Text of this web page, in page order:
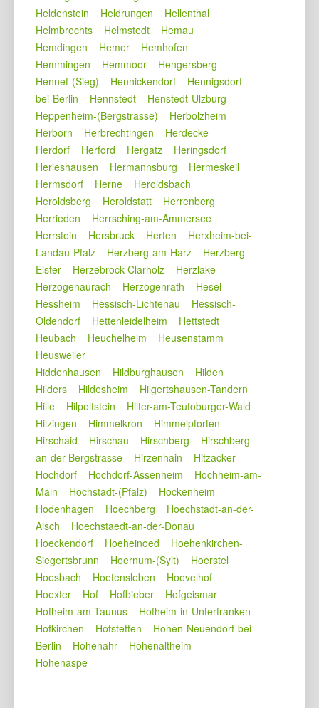
Heldenstein
Heldrungen
Hellenthal
Helmbrechts
Helmstedt
Hemau
Hemdingen
Hemer
Hemhofen
Hemmingen
Hemmoor
Hengersberg
Hennef-(Sieg)
Hennickendorf
Hennigsdorf-
bei-Berlin
Hennstedt
Henstedt-Ulzburg
Heppenheim-(Bergstrasse)
Herbolzheim
Herborn
Herbrechtingen
Herdecke
Herdorf
Herford Hergatz
Heringsdorf
Herleshausen
Hermannsburg
Hermeskeil
Hermsdorf
Herne
Heroldsbach
Heroldsberg
Heroldstatt
Herrenberg
Herrieden
Herrsching-am-Ammersee
Herrstein
Hersbruck Herten
Herxheim-bei-
Landau-Pfalz
Herzberg-am-Harz
Herzberg-
Elster
Herzebrock-Clarholz
Herzlake
Herzogenaurach
Herzogenrath
Hesel
Hessheim
Hessisch-Lichtenau
Hessisch-
Oldendorf
Hettenleidelheim
Hettstedt
Heubach
Heuchelheim
Heusenstamm
Heusweiler
Hiddenhausen
Hildburghausen
Hilden
Hilders
Hildesheim
Hilgertshausen-Tandern
Hille
Hilpoltstein
Hilter-am-Teutoburger-Wald
Hilzingen
Himmelkron
Himmelpforten
Hirschaid
Hirschau Hirschberg
Hirschberg-
an-der-Bergstrasse
Hirzenhain
Hitzacker
Hochdorf
Hochdorf-Assenheim
Hochheim-am-
Main
Hochstadt-(Pfalz)
Hockenheim
Hodenhagen
Hoechberg
Hoechstadt-an-der-
Aisch
Hoechstaedt-an-der-Donau
Hoeckendorf
Hoeheinoed
Hoehenkirchen-
Siegertsbrunn
Hoernum-(Sylt)
Hoerstel
Hoesbach
Hoetensleben
Hoevelhof
Hoexter
Hof Hofbieber
Hofgeismar
Hofheim-am-Taunus
Hofheim-in-Unterfranken
Hofkirchen
Hofstetten
Hohen-Neuendorf-bei-
Berlin
Hohenahr
Hohenaltheim
Hohenaspe